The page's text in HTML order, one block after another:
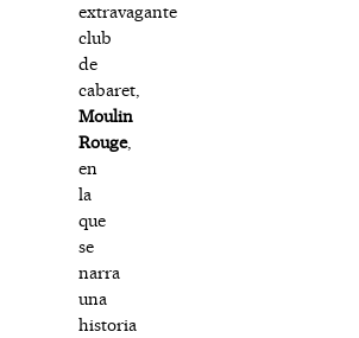
extravagante
club
de
cabaret,
Moulin
Rouge,
en
la
que
se
narra
una
historia